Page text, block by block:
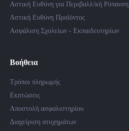
Αστική Ευθύνη για Περιβαλλ/κή Ρύπανση
Αστική Ευθύνη Προϊόντος
Ασφάλιση Σχολείων - Εκπαιδευτηρίων
Βοήθεια
Τρόποι πληρωμής
Εκπτώσεις
Αποστολή ασφαλιστηρίου
Διαχείριση ατυχημάτων